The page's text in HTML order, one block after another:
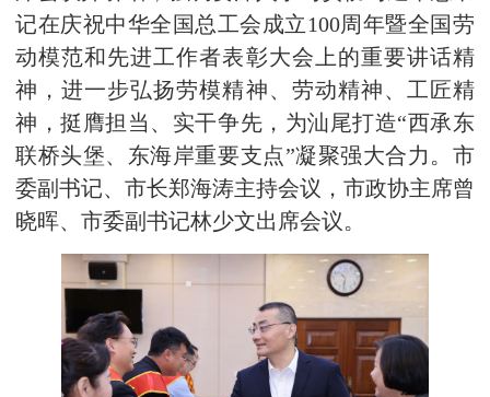
记在庆祝中华全国总工会成立100周年暨全国劳
动模范和先进工作者表彰大会上的重要讲话精
神，进一步弘扬劳模精神、劳动精神、工匠精
神，挺膺担当、实干争先，为汕尾打造“西承东
联桥头堡、东海岸重要支点”凝聚强大合力。市
委副书记、市长郑海涛主持会议，市政协主席曾
晓晖、市委副书记林少文出席会议。